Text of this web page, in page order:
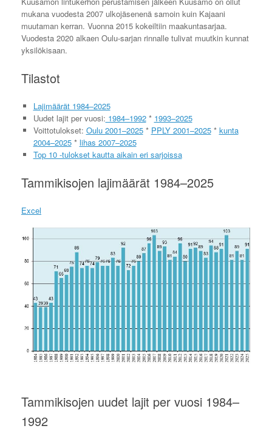
mukana vuodesta 2007 ulkojäsenenä samoin kuin Kajaani
muutaman kerran. Vuonna 2015 kokeiltiin maakuntasarjaa.
Vuodesta 2020 alkaen Oulu-sarjan rinnalle tulivat muutkin kunnat
yksilökisaan.
Tilastot
Lajimäärät 1984–2025
Uudet lajit per vuosi: 1984–1992* 1993–2025
Voittotulokset: Oulu 2001–2025* PPLY 2001–2025* kunta
2004–2025* lihas 2007–2025
Top 10 -tulokset kautta aikain eri sarjoissa
Tammikisojen lajimäärät 1984–2025
Excel
Tammikisojen uudet lajit per vuosi 1984–
1992